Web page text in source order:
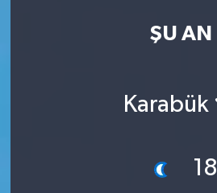
ŞU AN
Karabük
18
Son Dakika Haberleri